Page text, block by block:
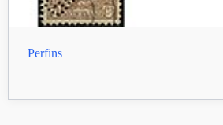
Perfins